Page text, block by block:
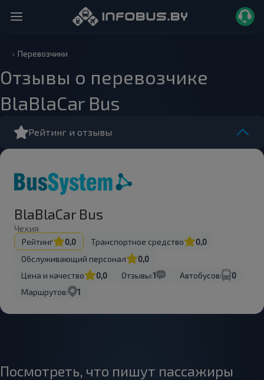
Перевозчики
Отзывы о перевозчике
BlaBlaCar Bus
Рейтинг и отзывы
BlaBlaCar Bus
Чехия
Рейтинг 0,0 Транспортное средство
0,0
Обслуживающий персонал
0,0
Цена и качество
0,0 Отзывы:1 Автобусов:
0
Маршрутов:
1
Посмотреть, что пишут пассажиры